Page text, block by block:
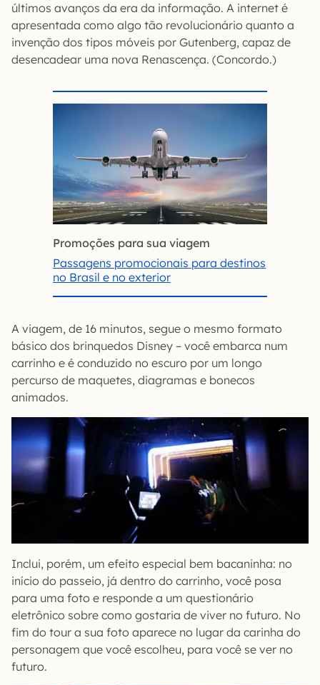
últimos avanços da era da informação. A internet é
apresentada como algo tão revolucionário quanto a
invenção dos tipos móveis por Gutenberg, capaz de
desencadear uma nova Renascença. (Concordo.)
Promoções para sua viagem
Passagens promocionais para destinos
no Brasil e no exterior
A viagem, de 16 minutos, segue o mesmo formato
básico dos brinquedos Disney – você embarca num
carrinho e é conduzido no escuro por um longo
percurso de maquetes, diagramas e bonecos
animados.
Inclui, porém, um efeito especial bem bacaninha: no
início do passeio, já dentro do carrinho, você posa
para uma foto e responde a um questionário
eletrônico sobre como gostaria de viver no futuro. No
fim do tour a sua foto aparece no lugar da carinha do
personagem que você escolheu, para você se ver no
futuro.